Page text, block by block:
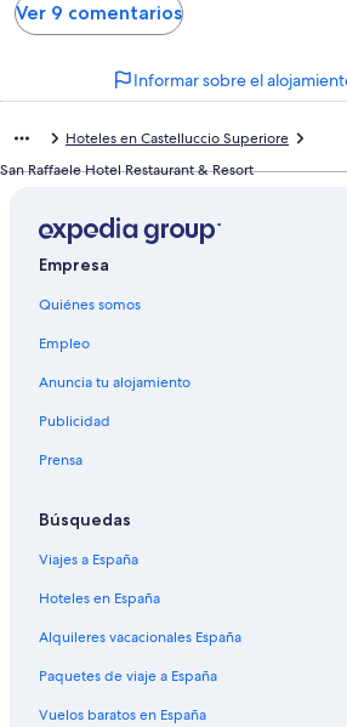
Ver 9 comentarios
Informar sobre el
Hoteles en Castelluccio Superiore
San Raffaele Hotel Restaurant & Resort
Empresa
Quiénes somos
Empleo
Anuncia tu alojamiento
Publicidad
Prensa
Búsquedas
Viajes a España
Hoteles en España
Alquileres vacacionales España
Paquetes de viaje a España
Vuelos baratos en España